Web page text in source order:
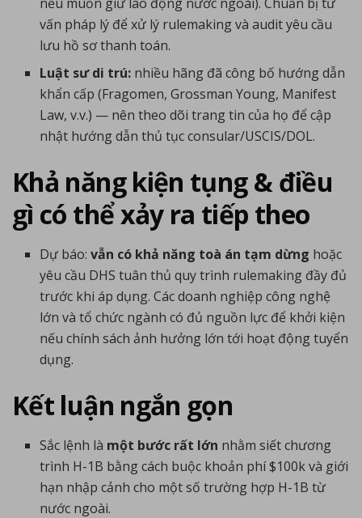
vấn pháp lý để xử lý rulemaking và audit yêu cầu
lưu hồ sơ thanh toán.
Luật sư di trú: nhiều hãng đã công bố hướng dẫn
khẩn cấp (Fragomen, Grossman Young, Manifest
Law, v.v.) — nên theo dõi trang tin của họ để cập
nhật hướng dẫn thủ tục consular/USCIS/DOL.
Khả năng kiện tụng & điều
gì có thể xảy ra tiếp theo
Dự báo:vẫn có khả năng toà án tạm dừng hoặc
yêu cầu DHS tuân thủ quy trình rulemaking đầy đủ
trước khi áp dụng. Các doanh nghiệp công nghệ
lớn và tổ chức ngành có đủ nguồn lực để khởi kiện
nếu chính sách ảnh hưởng lớn tới hoạt động tuyển
dụng.
Kết luận ngắn gọn
Sắc lệnh là một bước rất lớn nhằm siết chương
trình H-1B bằng cách buộc khoản phí $100k và giới
hạn nhập cảnh cho một số trường hợp H-1B từ
nước ngoài.